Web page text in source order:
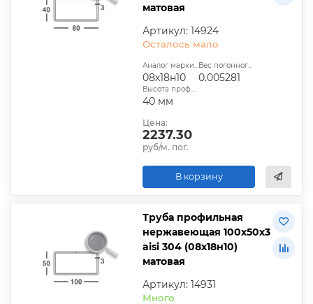
матовая
Артикул: 14924
Осталось мало
Аналог марки стали:
08х18н10
Вес погонного метра, т.:
0.005281
Высота профиля:
40 мм
Цена:
2237.30
руб/м. пог.
В корзину
Труба профильная
нержавеющая 100х50х3
aisi 304 (08х18н10)
матовая
Артикул: 14931
Много